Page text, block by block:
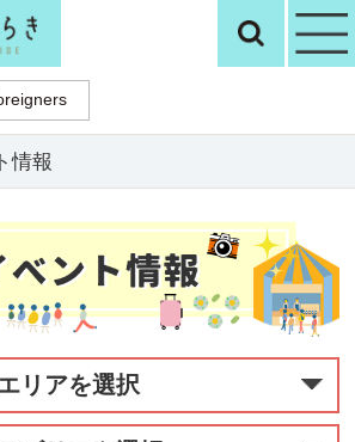
観光いばらき検
情報
リアを選択